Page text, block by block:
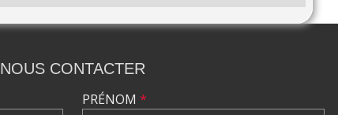
NOUS CONTACTER
PRÉNOM *